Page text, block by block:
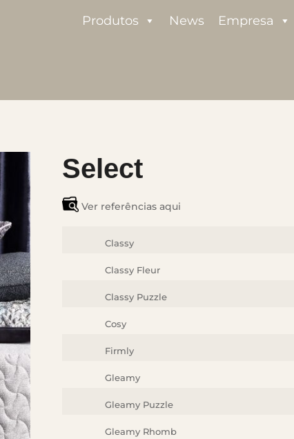
Produtos News Empresa
Select
Ver referências aqui
Classy
Classy Fleur
Classy Puzzle
Cosy
Firmly
Gleamy
Gleamy Puzzle
Gleamy Rhomb